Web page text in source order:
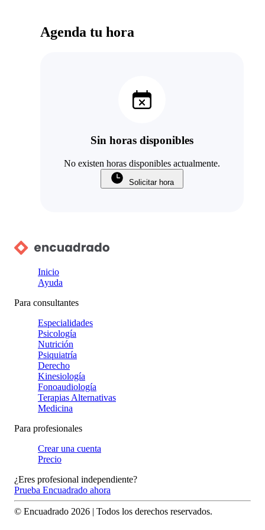
Agenda tu hora
Sin horas disponibles
No existen horas disponibles actualmente.
Solicitar hora
Inicio
Ayuda
Para consultantes
Especialidades
Psicología
Nutrición
Psiquiatría
Derecho
Kinesiología
Fonoaudiología
Terapias Alternativas
Medicina
Para profesionales
Crear una cuenta
Precio
¿Eres profesional independiente?
Prueba Encuadrado ahora
© Encuadrado 2026 | Todos los derechos reservados.